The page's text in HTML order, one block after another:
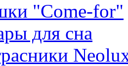
"Come-for"
для сна